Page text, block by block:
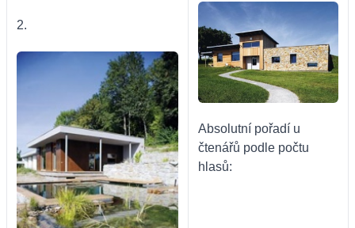
2.
Absolutní pořadí u
čtenářů podle počtu
hlasů: